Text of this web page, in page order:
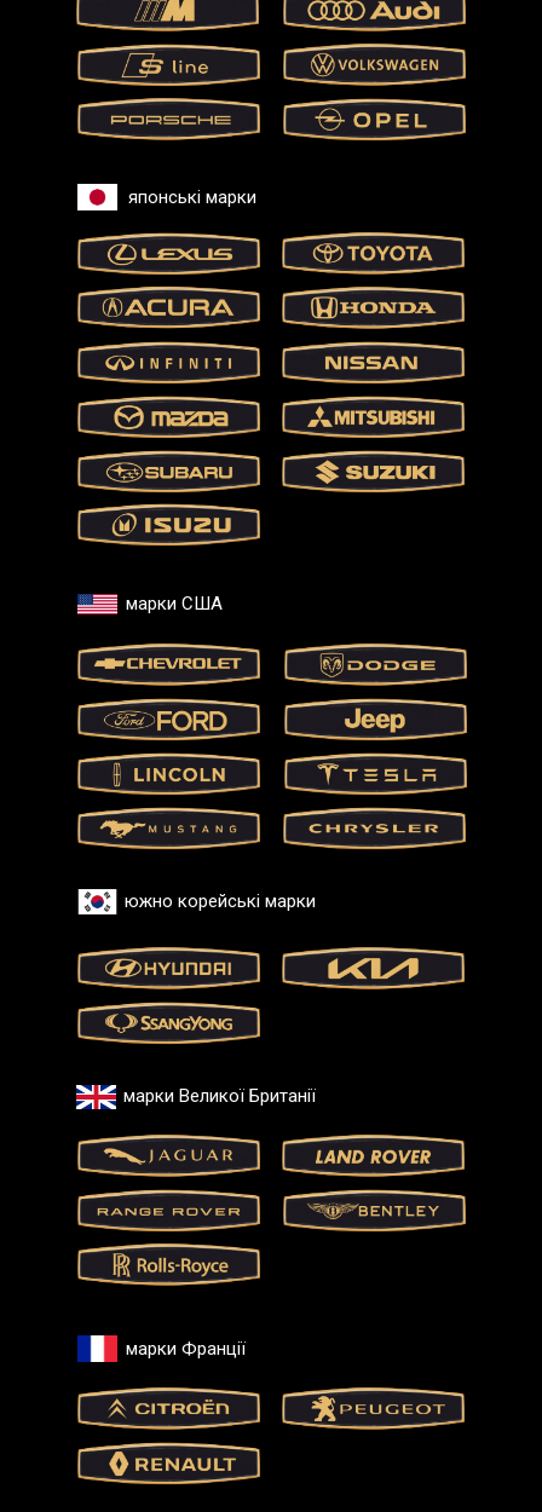
японські марки
марки США
южно корейські марки
марки Великої Британії
марки Франції